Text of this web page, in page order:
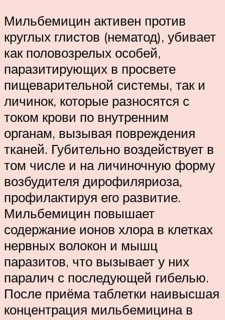
Мильбемицин активен против
круглых глистов (нематод), убивает
как половозрелых особей,
паразитирующих в просвете
пищеварительной системы, так и
личинок, которые разносятся с
током крови по внутренним
органам, вызывая повреждения
тканей. Губительно воздействует в
том числе и на личиночную форму
возбудителя дирофиляриоза,
профилактируя его развитие.
Мильбемицин повышает
содержание ионов хлора в клетках
нервных волокон и мышц
паразитов, что вызывает у них
паралич с последующей гибелью.
После приёма таблетки наивысшая
концентрация мильбемицина в